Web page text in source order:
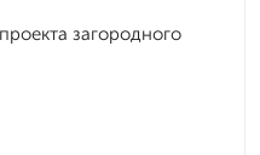
загородного